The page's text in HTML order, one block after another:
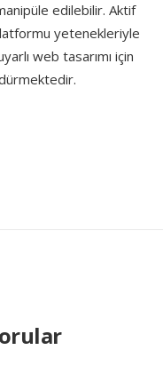
edilebilir. Aktif
yetenekleriyle
web tasarımı için